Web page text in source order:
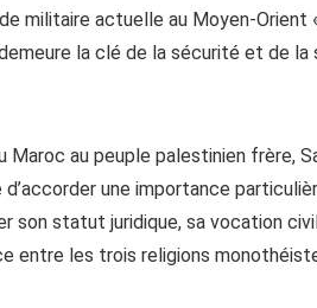
militaire actuelle au Moyen-Orient
la clé de la sécurité et de la
Maroc au peuple palestinien frère,
une importance
son statut juridique, sa vocation
entre les trois religions